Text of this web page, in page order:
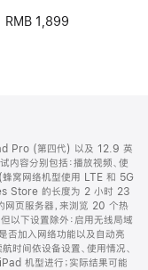
RMB 1,899
Pro (第四代) 以及 12.9 英
容分别包括：播放视频、使
蜂窝网络机型使用 LTE 和 5G
Store 的长度为 2 小时 23
网页服务器，来浏览 20 个热
以下设置除外：启用无线局域
否加入网络功能以及自动亮
时间依设备设置、使用情况、
机型进行；实际结果可能